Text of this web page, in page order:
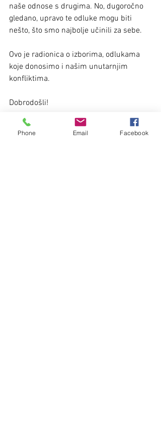
naše odnose s drugima. No, dugoročno
gledano, upravo te odluke mogu biti
nešto, što smo najbolje učinili za sebe.
Ovo je radionica o izborima, odlukama
koje donosimo i našim unutarnjim
konfliktima.
Dobrodošli!
Prijave i info na
Phone Email Facebook